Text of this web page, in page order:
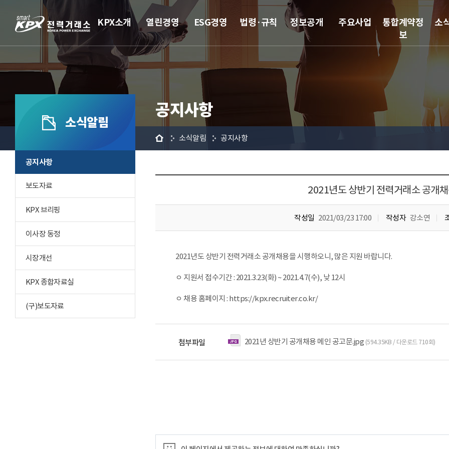
KPX소개 열린경영 ESG경영 법령·규칙 정보공개 주요사업
통합계약정
보
소
소식알림
공지사항
보도자료
KPX 브리핑
이사장 동정
시장개선
KPX 종합자료실
(구)보도자료
공지사항
홈 소식알림 공지사항
2021년도 상반기 전력거래소 공개
작성일 2021/03/23 17:00 작성자 강소연
2021년도 상반기 전력거래소 공개채용을 시행하오니, 많은 지원 바랍니다.
ㅇ 지원서 접수기간 : 2021.3.23(화) ~ 2021.4.7(수), 낮 12시
ㅇ 채용 홈페이지 : https://kpx.recruiter.co.kr/
첨부파일 2021년 상반기 공개채용 메인 공고문.jpg (594.35KB / 다운로드 710회)